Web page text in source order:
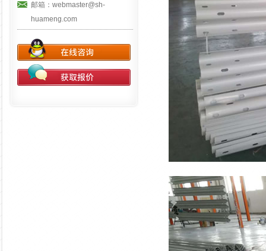
邮箱：webmaster@sh-
huameng.com